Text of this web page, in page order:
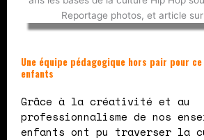
Une équipe pédagogique hors pair pour
enfants
Grâce à la créativité et au
professionnalisme de nos
enfants ont pu traverser la